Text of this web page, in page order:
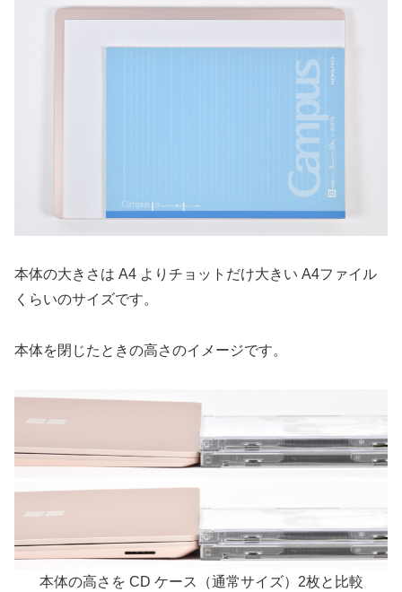
本体の大きさは A4 よりチョットだけ大きい A4ファイル
くらいのサイズです。
本体を閉じたときの高さのイメージです。
本体の高さを CD ケース（通常サイズ）2枚と比較